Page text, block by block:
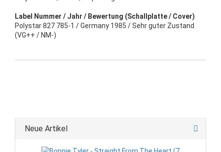
Label Nummer / Jahr / Bewertung (Schallplatte / Cover)
Polystar 827 785-1 / Germany 1985 / Sehr guter Zustand
(VG++ / NM-)
Neue Artikel